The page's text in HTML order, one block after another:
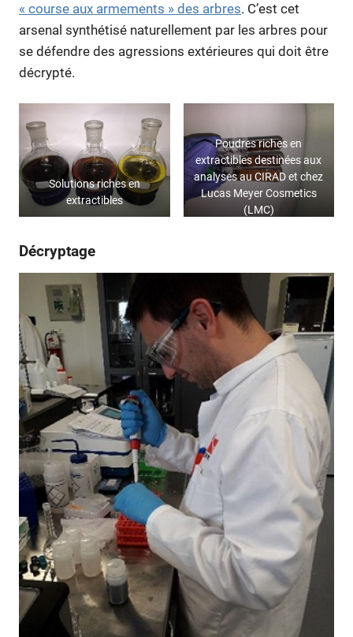
« course aux armements » des arbres. C’est cet
arsenal synthétisé naturellement par les arbres pour
se défendre des agressions extérieures qui doit être
décrypté.
Solutions riches en
extractibles
Poudres riches en
extractibles destinées aux
analyses au CIRAD et chez
Lucas Meyer Cosmetics
(LMC)
Décryptage